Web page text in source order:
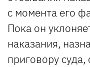
с момента его
Пока он
наказания,
приговору